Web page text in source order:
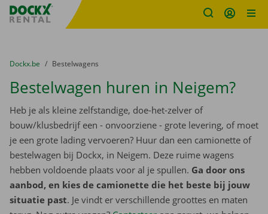
Fratello DEMO
U bevindt zich hier:
van
Dockx.be naar
Bestelwagens
Bestelwagen huren in Neigem?
Heb je als kleine zelfstandige, doe-het-zelver of
bouw/klusbedrijf een - onvoorziene - grote levering, of moet
je een grote lading vervoeren? Huur dan een camionette of
bestelwagen bij Dockx, in Neigem. Deze ruime wagens
hebben voldoende plaats voor al je spullen. Ga door ons
aanbod, en kies de camionette die het beste bij jouw
situatie past. Je vindt er verschillende groottes en maten